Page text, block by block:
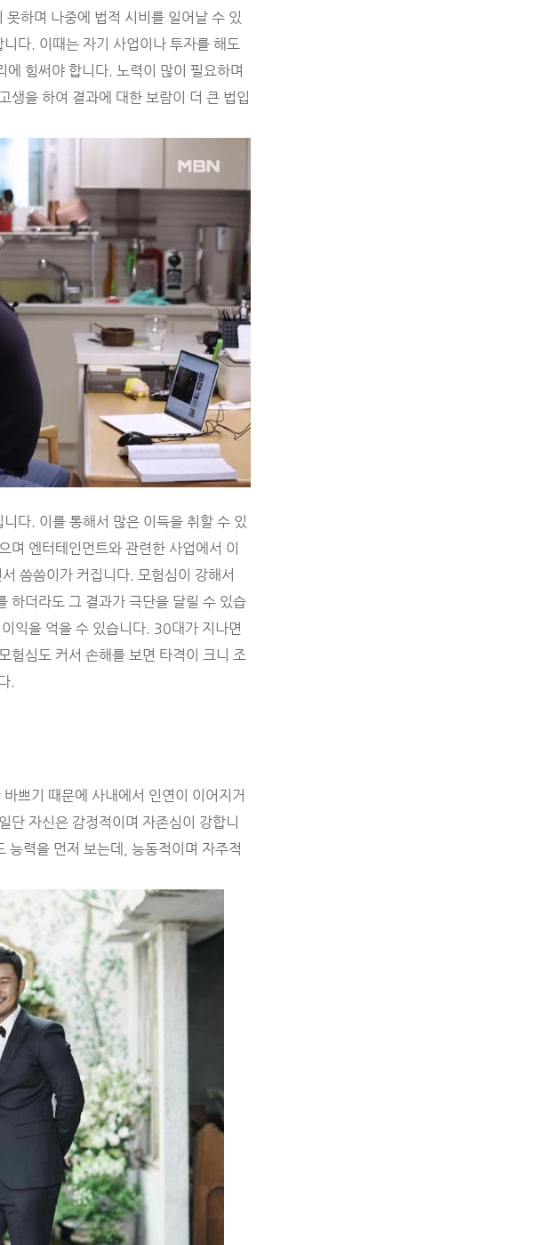
하며 나중에 법적 시비를 일어날 수 있
다. 이때는 자기 사업이나 투자를 해도
힘써야 합니다. 노력이 많이 필요하며
생을 하여 결과에 대한 보람이 더 큰 법입
다. 이를 통해서 많은 이득을 취할 수 있
엔터테인먼트와 관련한 사업에서 이
씀씀이가 커집니다. 모험심이 강해서
하더라도 그 결과가 극단을 달릴 수 있습
익을 억을 수 있습니다. 30대가 지나면
험심도 커서 손해를 보면 타격이 크니 조
.
쁘기 때문에 사내에서 인연이 이어지거
단 자신은 감정적이며 자존심이 강합니
능력을 먼저 보는데, 능동적이며 자주적